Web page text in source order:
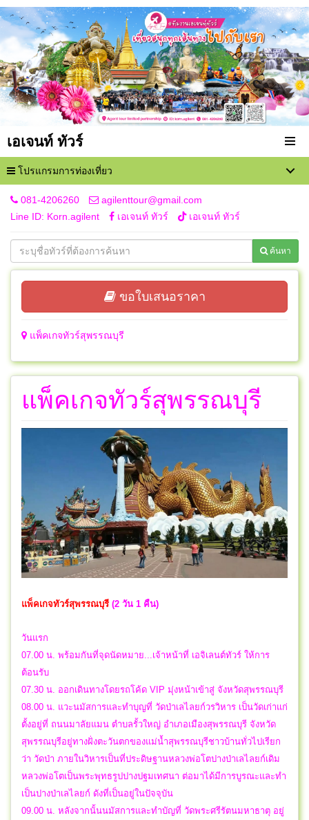
เอเจนท์ ทัวร์
โปรแกรมการท่องเที่ยว
081-4206260
agilenttour@gmail.com
Line ID: Korn.agilent
เอเจนท์ ทัวร์ เอเจนท์ ทัวร์
ค้นหา
ขอใบเสนอราคา
แพ็คเกจทัวร์สุพรรณบุรี
แพ็คเกจทัวร์สุพรรณบุรี
แพ็คเกจทัวร์สุพรรณบุรี (2 วัน 1 คืน)
วันแรก
07.00 น. พร้อมกันที่จุดนัดหมาย...เจ้าหน้าที่ เอจิเลนต์ทัวร์ ให้การ
ต้อนรับ
07.30 น. ออกเดินทางโดยรถโค้ด VIP มุ่งหน้าเข้าสู่ จังหวัดสุพรรณบุรี
08.00 น. แวะนมัสการและทำบุญที่ วัดป่าเลไลยก์วรวิหาร เป็นวัดเก่าแก่
ตั้งอยู่ที่ ถนนมาลัยแมน ตำบลรั้วใหญ่ อำเภอเมืองสุพรรณบุรี จังหวัด
สุพรรณบุรีอยู่ทางฝั่งตะวันตกของแม่น้ำสุพรรณบุรีชาวบ้านทั่วไปเรียก
ว่า วัดป่า ภายในวิหารเป็นที่ประดิษฐานหลวงพ่อโตปางป่าเลไลยก์เดิม
หลวงพ่อโตเป็นพระพุทธรูปปางปฐมเทศนา ต่อมาได้มีการบูรณะและทำ
เป็นปางป่าเลไลยก์ ดังที่เป็นอยู่ในปัจจุบัน
09.00 น. หลังจากนั้นนมัสการและทำบัญที่ วัดพระศรีรัตนมหาธาตุ อยู่